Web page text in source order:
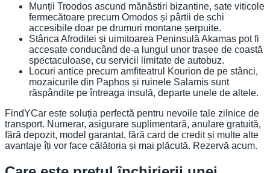
Munții Troodos ascund mănăstiri bizantine, sate viticole
fermecătoare precum Omodos și pârtii de schi
accesibile doar pe drumuri montane șerpuite.
Stânca Afroditei și uimitoarea Peninsulă Akamas pot fi
accesate conducând de-a lungul unor trasee de coastă
spectaculoase, cu servicii limitate de autobuz.
Locuri antice precum amfiteatrul Kourion de pe stânci,
mozaicurile din Paphos și ruinele Salamis sunt
răspândite pe întreaga insulă, departe unele de altele.
FindYCar este soluția perfectă pentru nevoile tale zilnice de
transport. Numerar, asigurare suplimentară, anulare gratuită,
fără depozit, model garantat, fără card de credit și multe alte
avantaje îți vor face călătoria și mai plăcută. Rezervă acum.